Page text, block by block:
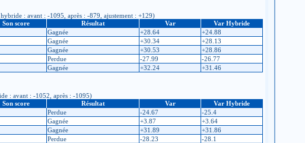
: avant : -1095, après : -879, ajustement : +129)
Son score Résultat Var
Var Hybride
Gagnée +28.64
+24.88
Gagnée +30.34
+28.13
Gagnée +30.53
+28.86
Perdue -27.99
-26.77
Gagnée +32.24 +31.46
: avant : -1052, après : -1095)
Son score Résultat Var
Var Hybride
Perdue -24.67
-25.4
Gagnée +3.87
+3.64
Gagnée +31.89
+31.86
Perdue -28.23
-28.1